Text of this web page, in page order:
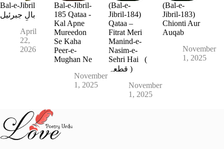
Bal-e-Jibril
بالِ جبرئیل
April
22,
2026
Bal-e-Jibril-
185 Qataa -
Kal Apne
Mureedon
Se Kaha
Peer-e-
Mughan Ne
November
1, 2025
(Bal-e-
Jibril-184)
Qataa –
Fitrat Meri
Manind-e-
Nasim-e-
Sehri Hai (
قطعہ )
November
1, 2025
(Bal-e-
Jibril-183)
Chionti Aur
Auqab
November
1, 2025